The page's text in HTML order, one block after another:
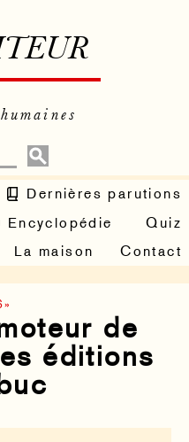
Dernières parutions
Encyclopédie
Quiz
La maison Contact
»
de
éditions